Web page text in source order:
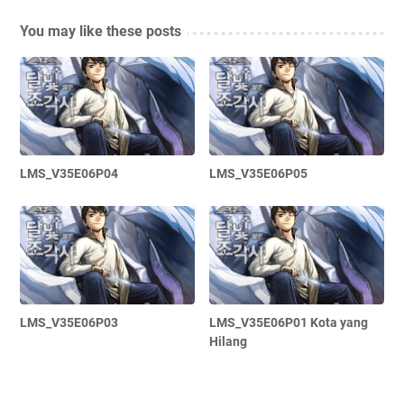
You may like these posts
LMS_V35E06P04 LMS_V35E06P05
LMS_V35E06P03
LMS_V35E06P01 Kota yang
Hilang